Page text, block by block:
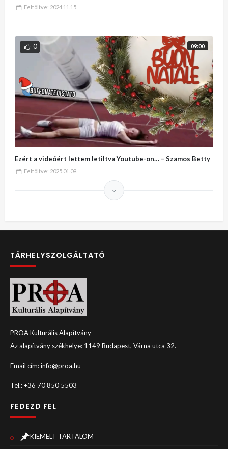
Feltöltve: 2024.11.15.
09:00
0
Ezért a videóért lettem letiltva Youtube-on… – Szamos Betty
Feltöltve: 2025.01.09.
TÁRHELYSZOLGÁLTATÓ
PROA Kulturális Alapítvány
Az alapítvány székhelye: 1149 Budapest, Várna utca 32.
Email cím: info@proa.hu
Tel.: +36 70 850 5503
FEDEZD FEL
KIEMELT TARTALOM